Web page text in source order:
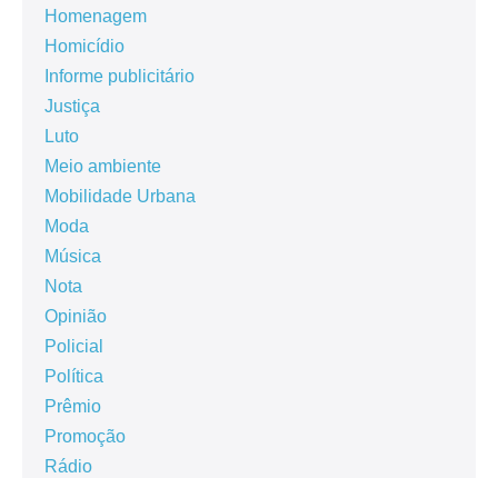
Homenagem
Homicídio
Informe publicitário
Justiça
Luto
Meio ambiente
Mobilidade Urbana
Moda
Música
Nota
Opinião
Policial
Política
Prêmio
Promoção
Rádio